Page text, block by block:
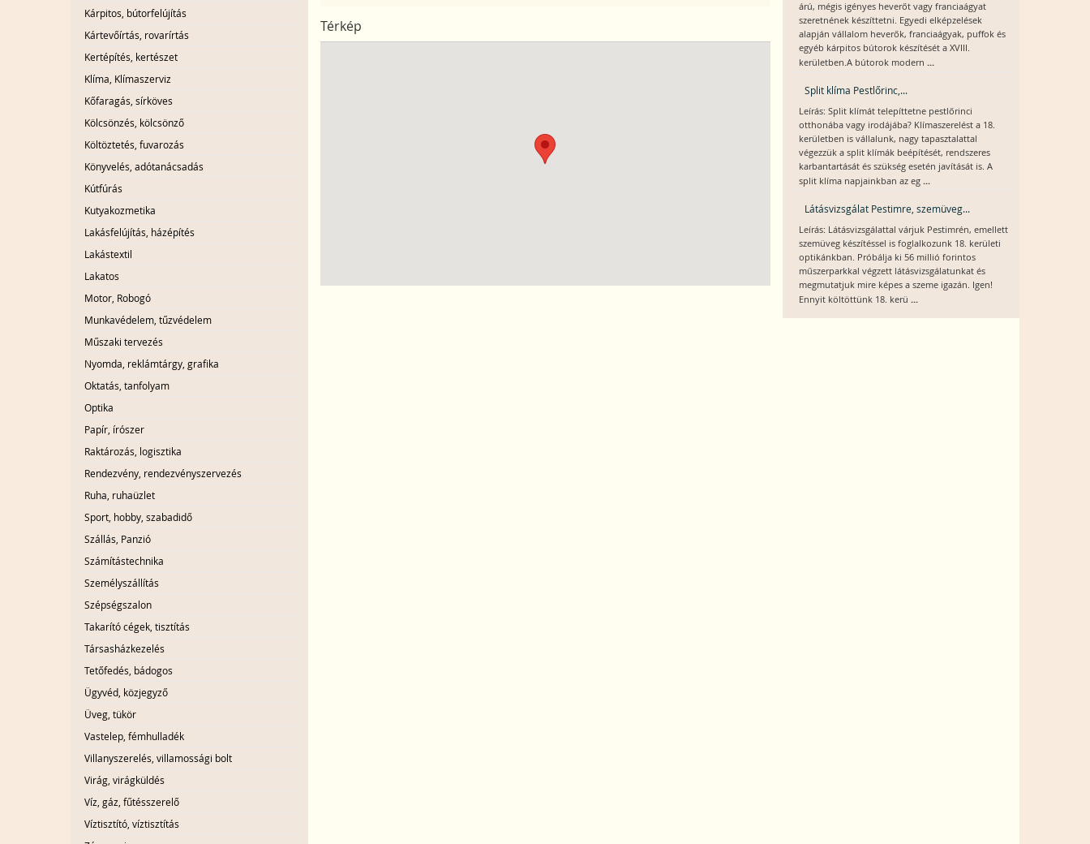
Kárpitos, bútorfelújítás
Kártevőírtás, rovarírtás
Kertépítés, kertészet
Klíma, Klímaszerviz
Kőfaragás, sírköves
Kölcsönzés, kölcsönző
Költöztetés, fuvarozás
Könyvelés, adótanácsadás
Kútfúrás
Kutyakozmetika
Lakásfelújítás, házépítés
Lakástextil
Lakatos
Motor, Robogó
Munkavédelem, tűzvédelem
Műszaki tervezés
Nyomda, reklámtárgy, grafika
Oktatás, tanfolyam
Optika
Papír, írószer
Raktározás, logisztika
Rendezvény, rendezvényszervezés
Ruha, ruhaüzlet
Sport, hobby, szabadidő
Szállás, Panzió
Számítástechnika
Személyszállítás
Szépségszalon
Takarító cégek, tisztítás
Társasházkezelés
Tetőfedés, bádogos
Ügyvéd, közjegyző
Üveg, tükör
Vastelep, fémhulladék
Villanyszerelés, villamossági bolt
Virág, virágküldés
Víz, gáz, fűtésszerelő
Víztisztító, víztisztítás
Térkép
árú, mégis igényes heverőt vagy franciaágyat
szeretnének készíttetni. Egyedi elképzelések
alapján vállalom heverők, franciaágyak, puffok és
egyéb kárpitos bútorok készítését a XVIII.
kerületben.A bútorok modern ...
Split klíma Pestlőrinc,...
Leírás: Split klímát telepíttetne pestlőrinci
otthonába vagy irodájába? Klímaszerelést a 18.
kerületben is vállalunk, nagy tapasztalattal
végezzük a split klímák beépítését, rendszeres
karbantartását és szükség esetén javítását is. A
split klíma napjainkban az eg ...
Látásvizsgálat Pestimre, szemüveg...
Leírás: Látásvizsgálattal várjuk Pestimrén, emellett
szemüveg készítéssel is foglalkozunk 18. kerületi
optikánkban. Próbálja ki 56 millió forintos
műszerparkkal végzett látásvizsgálatunkat és
megmutatjuk mire képes a szeme igazán. Igen!
Ennyit költöttünk 18. kerü ...